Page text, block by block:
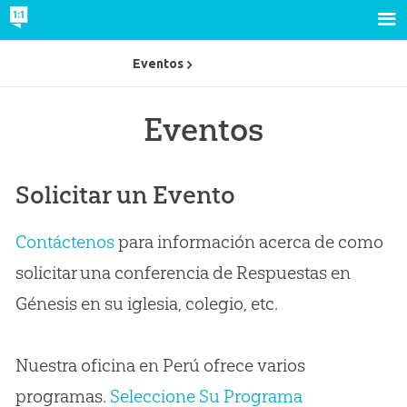
Eventos
Solicitar un Evento
Contáctenospara información acerca de como
solicitar una conferencia de Respuestas en
Génesis en su iglesia, colegio, etc.
Nuestra oficina en Perú ofrece varios
programas. Seleccione Su Programa
Eventos